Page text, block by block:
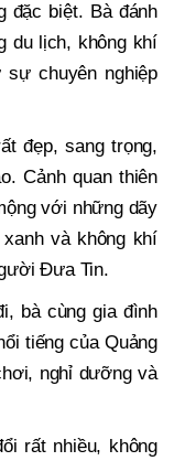
đặc biệt. Bà đánh
du lịch, không khí
chuyên nghiệp
đẹp, sang trọng,
Cảnh quan thiên
với những dãy
và không khí
Đưa Tin.
bà cùng gia đình
tiếng của Quảng
nghỉ dưỡng và
rất nhiều, không